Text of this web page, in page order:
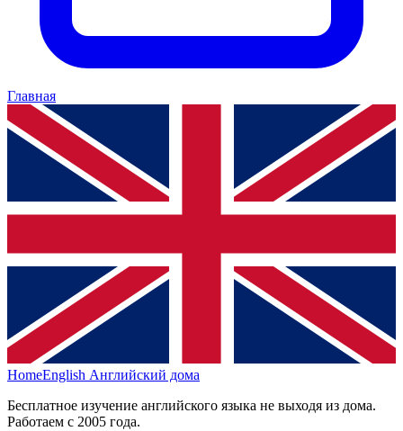
Главная
HomeEnglish Английский дома
Бесплатное изучение английского языка не выходя из дома.
Работаем с 2005 года.